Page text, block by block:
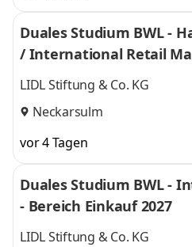
Duales Studium BWL -
/ International Retail
LIDL Stiftung & Co. KG
Neckarsulm
vor 4 Tagen
Duales Studium BWL -
- Bereich Einkauf 2027
LIDL Stiftung & Co. KG